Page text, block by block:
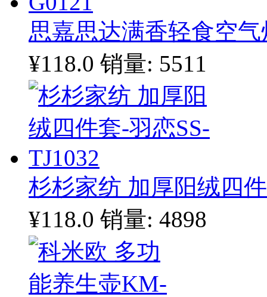
思嘉思达满香轻食空气
¥118.0 销量: 5511
杉杉家纺 加厚阳绒四
¥118.0 销量: 4898